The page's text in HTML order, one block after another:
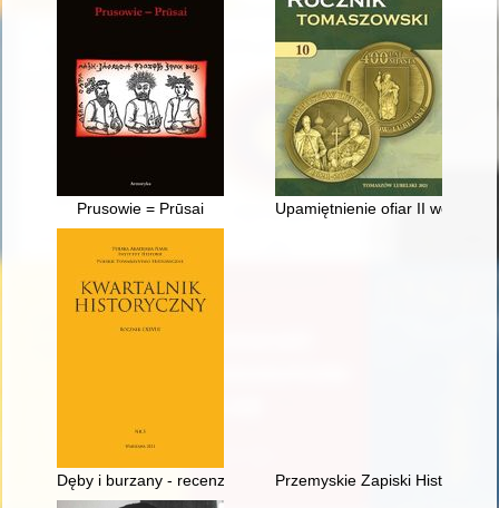
Prusowie = Prūsai Upamiętnienie ofiar II wojny
Dęby i burzany - recenzja] Przemyskie Zapiski